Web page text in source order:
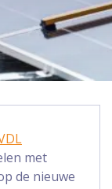
met
de nieuwe